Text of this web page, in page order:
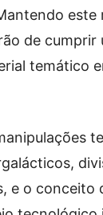
este
de cumprir
temático
e o conceito